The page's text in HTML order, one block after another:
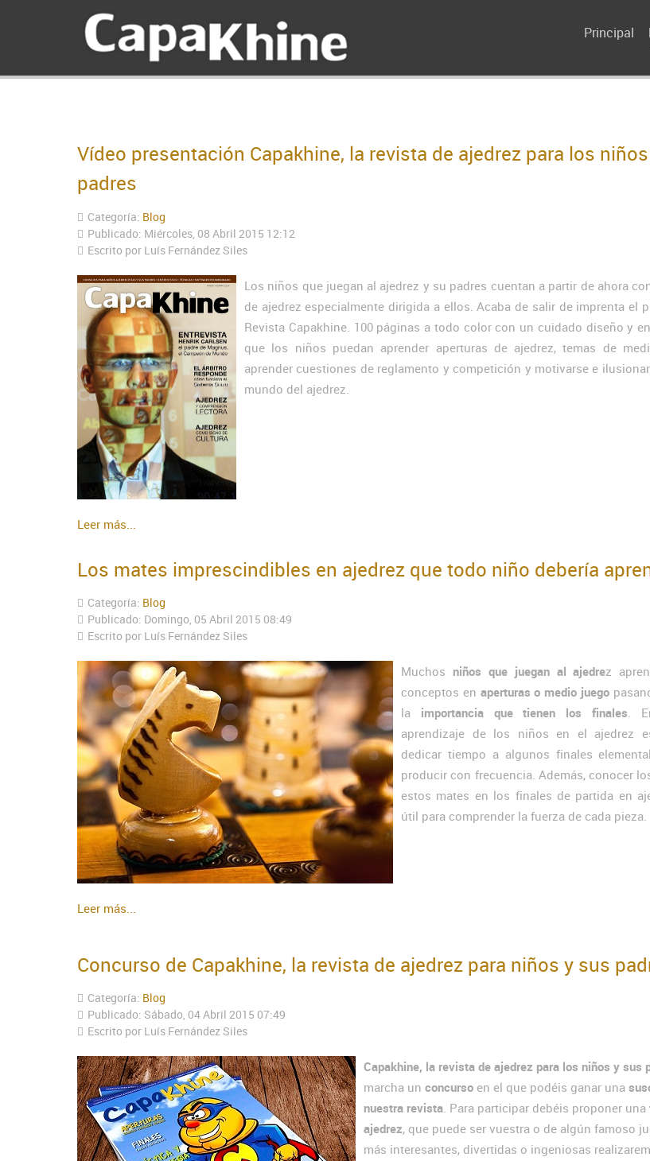
Principal
Vídeo presentación Capakhine, la revista de ajedrez para los
padres
Categoría: Blog
Publicado: Miércoles, 08 Abril 2015 12:12
Escrito por Luís Fernández Siles
Los niños que juegan al ajedrez y su padres cuentan a partir de ahora
de ajedrez especialmente dirigida a ellos. Acaba de salir de imprenta el
Revista Capakhine. 100 páginas a todo color con un cuidado diseño y
que los niños puedan aprender aperturas de ajedrez, temas de
aprender cuestiones de reglamento y competición y motivarse e
mundo del ajedrez.
Leer más...
Los mates imprescindibles en ajedrez que todo niño debería
Categoría: Blog
Publicado: Domingo, 05 Abril 2015 08:49
Escrito por Luís Fernández Siles
Muchos niños que juegan al ajedrez
conceptos en aperturas o medio juego
la importancia que tienen los finales.
aprendizaje de los niños en el ajedrez
dedicar tiempo a algunos finales
producir con frecuencia. Además, conocer
estos mates en los finales de partida en
útil para comprender la fuerza de cada pieza.
Leer más...
Concurso de Capakhine, la revista de ajedrez para niños y sus
Categoría: Blog
Publicado: Sábado, 04 Abril 2015 07:49
Escrito por Luís Fernández Siles
Capakhine, la revista de ajedrez para los niños y sus
marcha un concurso en el que podéis ganar una
nuestra revista. Para participar debéis proponer una
ajedrez, que puede ser vuestra o de algún famoso
más interesantes, divertidas o ingeniosas